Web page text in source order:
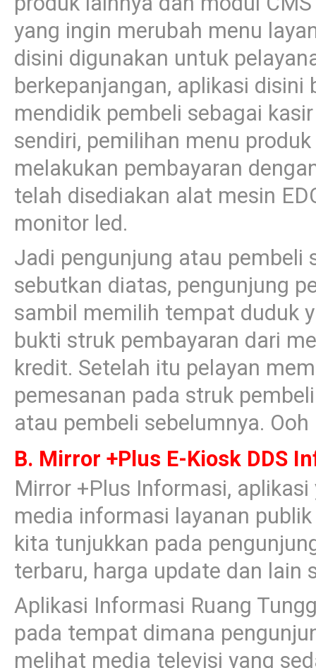
yang ingin merubah menu
disini digunakan untuk
berkepanjangan, aplikasi
mendidik pembeli sebagai
sendiri, pemilihan menu
melakukan pembayaran
telah disediakan alat mesin
monitor led.
Jadi pengunjung atau pembeli
sebutkan diatas, pengunjung
sambil memilih tempat duduk
bukti struk pembayaran dari
kredit. Setelah itu pelayan
pemesanan pada struk
atau pembeli sebelumnya.
B. Mirror +Plus E-Kiosk DDS
Mirror +Plus Informasi,
media informasi layanan
kita tunjukkan pada
terbaru, harga update dan lain
Aplikasi Informasi Ruang
pada tempat dimana
melihat media televisi yang